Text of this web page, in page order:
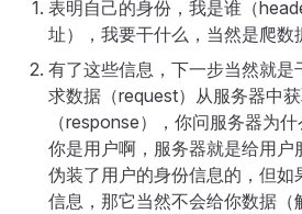
表明自己的身份，我是谁（
址），我要干什么，当然是爬数
有了这些信息，下一步当然就是
求数据（request）从服务器中
（response），你问服务器为
你是用户啊，服务器就是给用户
伪装了用户的身份信息的，但
信息，那它当然不会给你数据（